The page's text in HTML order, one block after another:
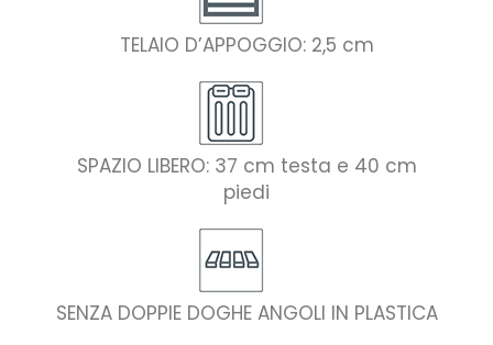
TELAIO D’APPOGGIO: 2,5 cm
SPAZIO LIBERO: 37 cm testa e 40 cm
piedi
SENZA DOPPIE DOGHE ANGOLI IN PLASTICA